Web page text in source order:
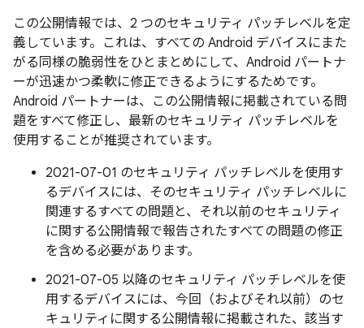
この公開情報では、2 つのセキュリティ パッチレベルを定
義しています。これは、すべての Android デバイスにまた
がる同様の脆弱性をひとまとめにして、Android パートナ
ーが迅速かつ柔軟に修正できるようにするためです。
Android パートナーは、この公開情報に掲載されている問
題をすべて修正し、最新のセキュリティ パッチレベルを
使用することが推奨されています。
2021-07-01 のセキュリティ パッチレベルを使用す
るデバイスには、そのセキュリティ パッチレベルに
関連するすべての問題と、それ以前のセキュリティ
に関する公開情報で報告されたすべての問題の修正
を含める必要があります。
2021-07-05 以降のセキュリティ パッチレベルを使
用するデバイスには、今回（およびそれ以前）のセ
キュリティに関する公開情報に掲載された、該当す